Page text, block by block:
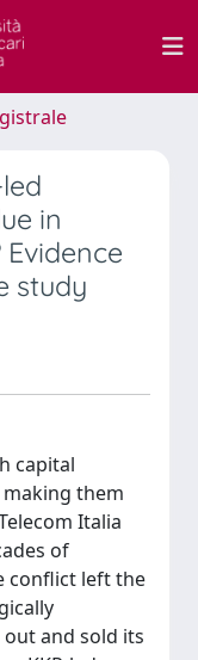
in
study
capital
them
Italia
of
conflict left the
and sold its